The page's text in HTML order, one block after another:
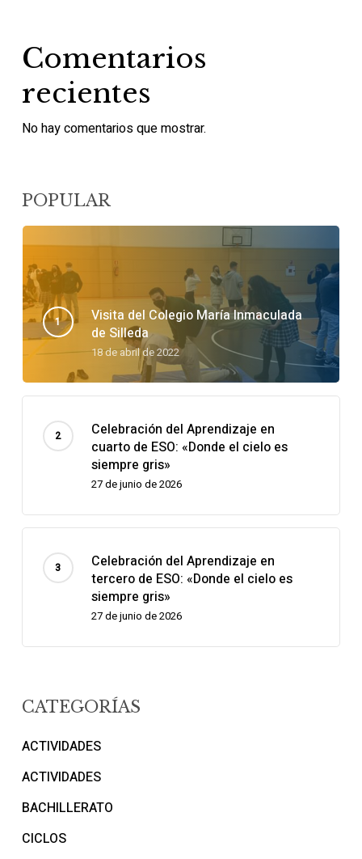
Comentarios
recientes
No hay comentarios que mostrar.
POPULAR
Visita del Colegio María Inmaculada
de Silleda
18 de abril de 2022
Celebración del Aprendizaje en
cuarto de ESO: «Donde el cielo es
siempre gris»
27 de junio de 2026
Celebración del Aprendizaje en
tercero de ESO: «Donde el cielo es
siempre gris»
27 de junio de 2026
CATEGORÍAS
ACTIVIDADES
ACTIVIDADES
BACHILLERATO
CICLOS